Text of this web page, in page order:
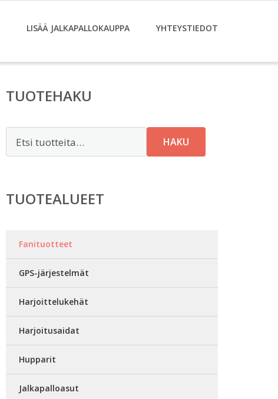
LISÄÄ JALKAPALLOKAUPPA YHTEYSTIEDOT
TUOTEHAKU
HAKU
TUOTEALUEET
Fanituotteet
GPS-järjestelmät
Harjoittelukehät
Harjoitusaidat
Hupparit
Jalkapalloasut